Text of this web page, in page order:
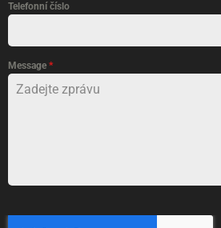
Telefonní číslo
Message *